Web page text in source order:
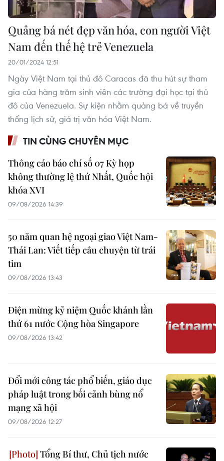
Quảng bá nét đẹp văn hóa, con người Việt
Nam đến thế hệ trẻ Venezuela
20/01/2024 12:51
Ngày Việt Nam tại thủ đô Caracas đã thu hút sự tham
gia của hàng trăm sinh viên các trường đại học tại thủ
đô của Venezuela. Sự kiện nhằm quảng bá về truyền
thống lịch sử, giá trị văn hóa Việt Nam.
TIN CÙNG CHUYÊN MỤC
Thông cáo báo chí số 07 Kỳ họp
không thường lệ thứ Nhất, Quốc hội
khóa XVI
09/08/2026 14:39
50 năm quan hệ ngoại giao Việt Nam-
Thái Lan: Viết tiếp câu chuyện từ trái
tim
09/08/2026 13:43
Điện mừng kỷ niệm Quốc khánh lần
thứ 61 nước Cộng hòa Singapore
09/08/2026 13:42
Đổi mới công tác phổ biến, giáo dục
pháp luật trong bối cảnh bùng nổ
mạng xã hội
09/08/2026 12:27
Tổng Bí thư, Chủ tịch nước